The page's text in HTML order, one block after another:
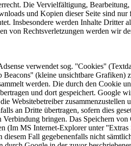
Die Vervielfältigung,
und Kopien dieser Seite sind
Insbesondere werden Inhalte Dritter
von Rechtsverletzungen werden wir
verwendet sog. ''Cookies''
(kleine unsichtbare
werden. Die durch den Cookie
und dort gespeichert. Google
Websitebetreiber zusammenzustellen
an Dritte übertragen, sofern dies
bringen. Das Speichern
(Im MS Internet-Explorer unter
Fall gegebenenfalls nicht